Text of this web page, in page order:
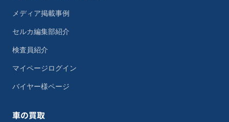
メディア掲載事例
セルカ編集部紹介
検査員紹介
マイページログイン
バイヤー様ページ
車の買取